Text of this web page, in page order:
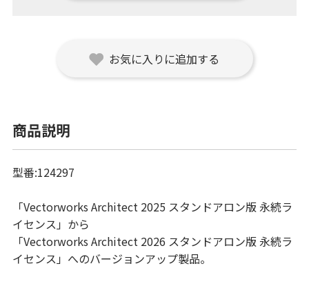
お気に入りに追加する
商品説明
型番:124297
「Vectorworks Architect 2025 スタンドアロン版 永続ラ
イセンス」から
「Vectorworks Architect 2026 スタンドアロン版 永続ラ
イセンス」へのバージョンアップ製品。